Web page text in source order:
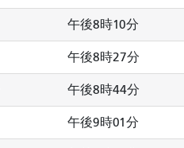
午後8時10分
午後8時27分
午後8時44分
午後9時01分